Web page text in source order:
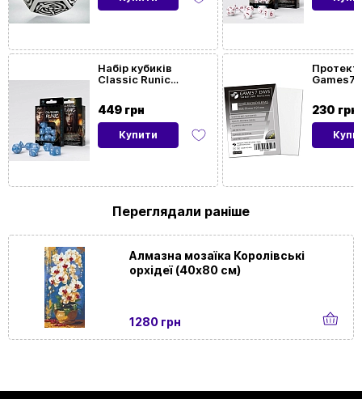
449 грн
Набір кубиків
Classic Runic
Купити
230 грн
(80 шт)
Переглядали раніше
Алмазна мозаїка Королівські
орхідеї (40х80 см)
1280 грн